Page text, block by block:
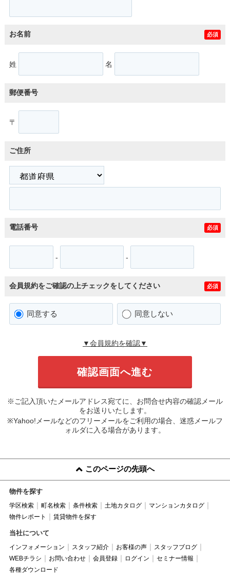
お名前 必須
姓 名
郵便番号
〒
ご住所
電話番号 必須
- -
会員規約をご確認の上チェックをしてください 必須
同意する 同意しない
▼会員規約を確認▼
※ご記入頂いたメールアドレス宛てに、お問合せ内容の確認メール
をお送りいたします。
※Yahoo!メールなどのフリーメールをご利用の場合、迷惑メールフ
ォルダに入る場合があります。
このページの先頭へ
物件を探す
学区検索 町名検索 条件検索 土地カタログ
マンションカタログ
物件レポート
賃貸物件を探す
当社について
インフォメーション スタッフ紹介 お客様の声
スタッフブログ
WEBチラシ
お問い合わせ 会員登録 ログイン
セミナー情報
各種ダウンロード